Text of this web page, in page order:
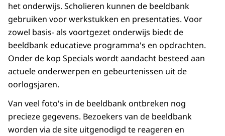
het onderwijs. Scholieren kunnen de beeldbank
gebruiken voor werkstukken en presentaties. Voor
zowel basis- als voortgezet onderwijs biedt de
beeldbank educatieve programma's en opdrachten.
Onder de kop Specials wordt aandacht besteed aan
actuele onderwerpen en gebeurtenissen uit de
oorlogsjaren.
Van veel foto's in de beeldbank ontbreken nog
precieze gegevens. Bezoekers van de beeldbank
worden via de site uitgenodigd te reageren en